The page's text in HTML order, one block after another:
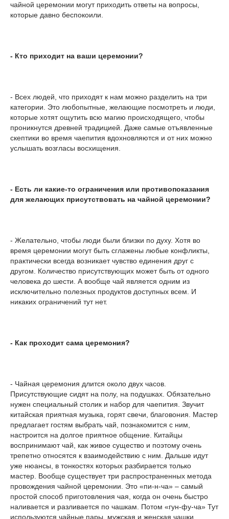
чайной церемонии могут приходить ответы на вопросы,
которые давно беспокоили.
- Кто приходит на ваши церемонии?
- Всех людей, что приходят к нам можно разделить на три
категории. Это любопытные, желающие посмотреть и люди,
которые хотят ощутить всю магию происходящего, чтобы
проникнутся древней традицией. Даже самые отъявленные
скептики во время чаепития вдохновляются и от них можно
услышать возгласы восхищения.
- Есть ли какие-то ограничения или противопоказания
для желающих присутствовать на чайной церемонии?
- Желательно, чтобы люди были близки по духу. Хотя во
время церемонии могут быть сглажены любые конфликты,
практически всегда возникает чувство единения друг с
другом. Количество присутствующих может быть от одного
человека до шести. А вообще чай является одним из
исключительно полезных продуктов доступных всем. И
никаких ограничений тут нет.
- Как проходит сама церемония?
- Чайная церемония длится около двух часов.
Присутствующие сидят на полу, на подушках. Обязательно
нужен специальный столик и набор для чаепития. Звучит
китайская приятная музыка, горят свечи, благовония. Мастер
предлагает гостям выбрать чай, познакомится с ним,
настроится на долгое приятное общение. Китайцы
воспринимают чай, как живое существо и поэтому очень
трепетно относятся к взаимодействию с ним. Дальше идут
уже нюансы, в тонкостях которых разбирается только
мастер. Вообще существует три распространенных метода
провождения чайной церемонии. Это «пи-н-ча» – самый
простой способ приготовления чая, когда он очень быстро
наливается и разливается по чашкам. Потом «гун-фу-ча» Тут
используются чайные пары, мужская и женская чашки